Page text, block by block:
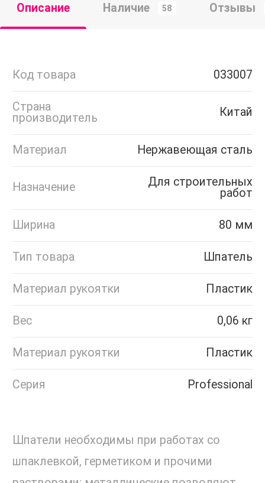
Описание Наличие 58 Отзывы
Код товара 033007
Страна
производитель
Китай
Материал Нержавеющая сталь
Назначение
Для строительных
работ
Ширина 80 мм
Тип товара Шпатель
Материал рукоятки Пластик
Вес 0,06 кг
Материал рукоятки Пластик
Серия Professional
Шпатели необходимы при работах со
шпаклевкой, герметиком и прочими